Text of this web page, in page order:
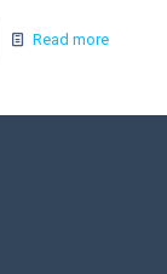
Read more